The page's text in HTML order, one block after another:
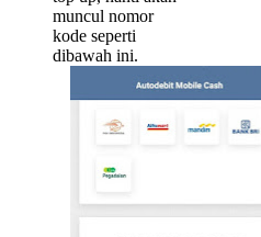
muncul nomor
kode seperti
dibawah ini.